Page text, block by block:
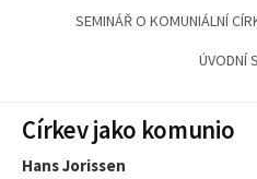
SEMINÁŘ O KOMUNIÁLNÍ
ÚVODNÍ
Církev jako komunio
Hans Jorissen